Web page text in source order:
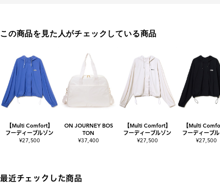
この商品を見た人がチェックしている商品
【Multi Comfort】
フーディーブルゾン
¥27,500
ON JOURNEY BOS
TON
¥37,400
【Multi Comfort】
フーディーブルゾン
¥27,500
【Multi
フーディーブ
¥27,500
最近チェックした商品